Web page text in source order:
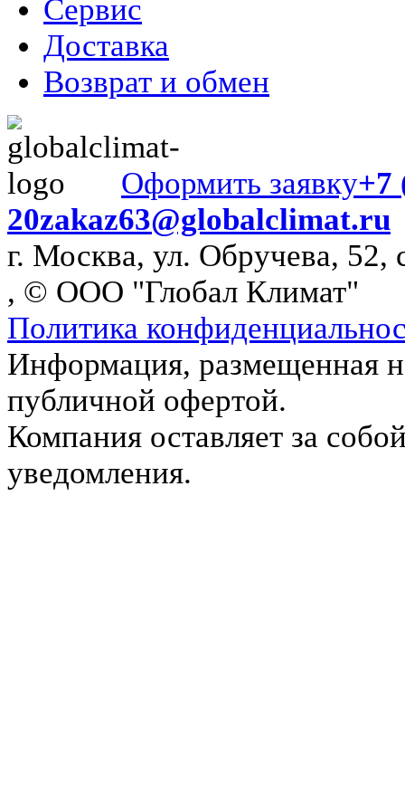
Сервис
Доставка
Возврат и обмен
Оформить заявку+7
20zakaz63@globalclimat.ru
г. Москва, ул. Обручева, 52,
, © ООО "Глобал Климат"
Политика
Информация, размещенная
публичной офертой.
Компания оставляет за
уведомления.